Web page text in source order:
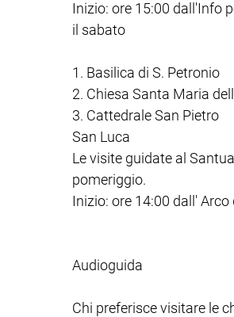
Inizio: ore 15:00 dall'Info
il sabato
1. Basilica di S. Petronio
2. Chiesa Santa Maria
3. Cattedrale San Pietro
San Luca
Le visite guidate al
pomeriggio.
Inizio: ore 14:00 dall'
Audioguida
Chi preferisce visitare le